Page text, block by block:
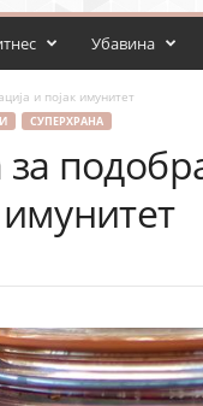
Убавина
и појак имунитет
СУПЕРХРАНА
за